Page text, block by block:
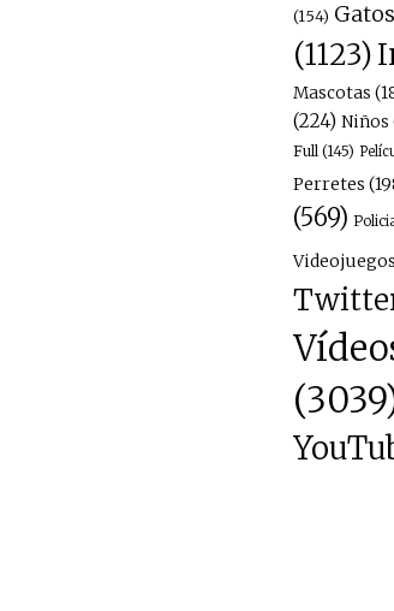
(154) Gatos
(1123)
Mascotas
(224) Niños
Full(145)
Perretes
(569)
Videojuegos